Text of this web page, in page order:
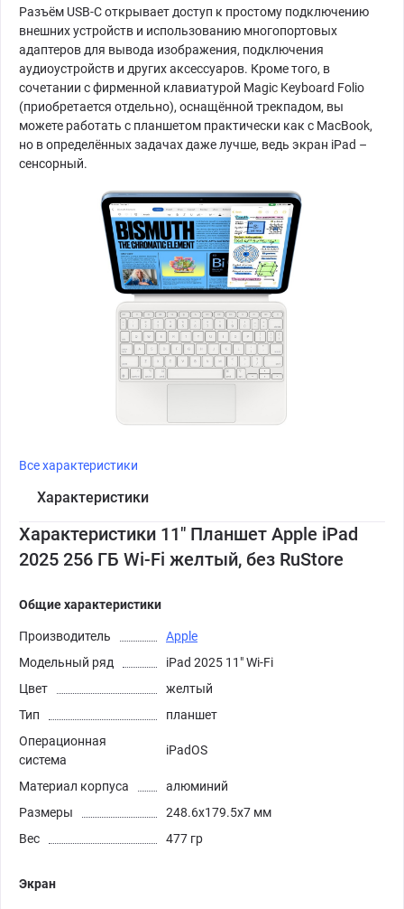
Разъём USB-C открывает доступ к простому подключению
внешних устройств и использованию многопортовых
адаптеров для вывода изображения, подключения
аудиоустройств и других аксессуаров. Кроме того, в
сочетании с фирменной клавиатурой Magic Keyboard Folio
(приобретается отдельно), оснащённой трекпадом, вы
можете работать с планшетом практически как с MacBook,
но в определённых задачах даже лучше, ведь экран iPad –
сенсорный.
Все характеристики
Характеристики
Характеристики 11" Планшет Apple iPad
2025 256 ГБ Wi-Fi желтый, без RuStore
Общие характеристики
Производитель
Apple
Модельный ряд
iPad 2025 11" Wi-Fi
Цвет
желтый
Тип
планшет
Операционная
система
iPadOS
Материал корпуса
алюминий
Размеры
248.6x179.5x7 мм
Вес
477 гр
Экран